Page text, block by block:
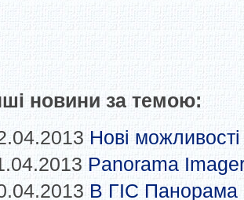
новини за темою:
Нові
Panorama
В ГІС Панорама